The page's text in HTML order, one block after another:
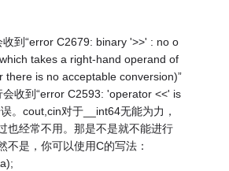
到“error C2679: binary '>>' : no o
takes a right-hand operand of
there is no acceptable conversion)”
会收到“error C2593: 'operator <<' is
。cout,cin对于__int64无能为力，
也经常不用。那是不是就不能进行
不是，你可以使用C的写法：